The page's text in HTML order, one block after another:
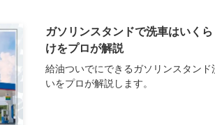
ガソリンスタンドで洗車はいく
けをプロが解説
給油ついでにできるガソリンスタン
いをプロが解説します。